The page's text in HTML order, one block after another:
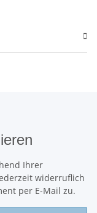
Ihrer
widerruflich
per E-Mail zu.